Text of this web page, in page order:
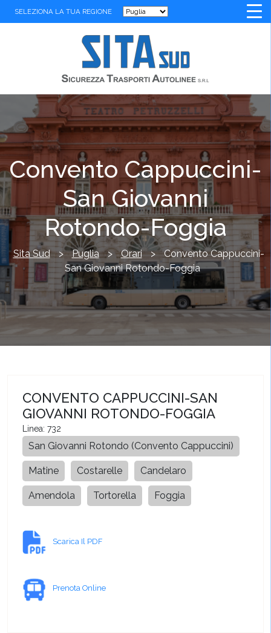
SELEZIONA LA TUA REGIONE
Convento Cappuccini-
San Giovanni
Rotondo-Foggia
Sita Sud > Puglia > Orari > Convento Cappuccini-
San Giovanni Rotondo-Foggia
CONVENTO CAPPUCCINI-SAN
GIOVANNI ROTONDO-FOGGIA
Linea: 732
San Giovanni Rotondo (Convento Cappuccini)
Matine Costarelle Candelaro
Amendola Tortorella Foggia
Scarica Il PDF
Prenota Online